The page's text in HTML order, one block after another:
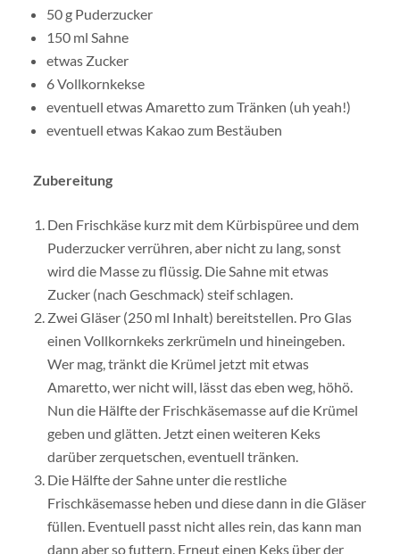
50 g Puderzucker
150 ml Sahne
etwas Zucker
6 Vollkornkekse
eventuell etwas Amaretto zum Tränken (uh yeah!)
eventuell etwas Kakao zum Bestäuben
Zubereitung
Den Frischkäse kurz mit dem Kürbispüree und dem
Puderzucker verrühren, aber nicht zu lang, sonst
wird die Masse zu flüssig. Die Sahne mit etwas
Zucker (nach Geschmack) steif schlagen.
Zwei Gläser (250 ml Inhalt) bereitstellen. Pro Glas
einen Vollkornkeks zerkrümeln und hineingeben.
Wer mag, tränkt die Krümel jetzt mit etwas
Amaretto, wer nicht will, lässt das eben weg, höhö.
Nun die Hälfte der Frischkäsemasse auf die Krümel
geben und glätten. Jetzt einen weiteren Keks
darüber zerquetschen, eventuell tränken.
Die Hälfte der Sahne unter die restliche
Frischkäsemasse heben und diese dann in die Gläser
füllen. Eventuell passt nicht alles rein, das kann man
dann aber so futtern. Erneut einen Keks über der